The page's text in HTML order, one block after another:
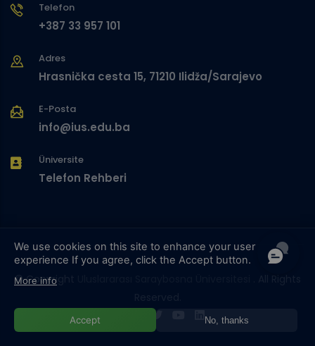
Telefon
+387 33 957 101
Adres
Hrasnička cesta 15, 71210 Ilidža/Sarajevo
E-Posta
info@ius.edu.ba
Üniversite
Telefon Rehberi
© Copyright
We use cookies on this site to enhance your user
experience If you agree, click the Accept button.
More info
Accept No, thanks